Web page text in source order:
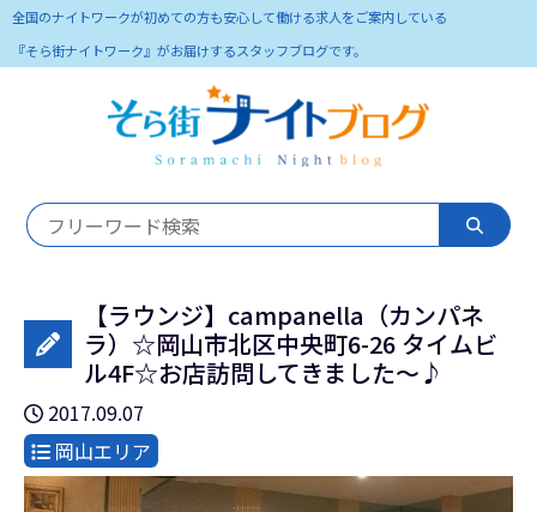
全国のナイトワークが初めての方も安心して働ける求人をご案内している
『そら街ナイトワーク』がお届けするスタッフブログです。
【ラウンジ】campanella（カンパネ
ラ）☆岡山市北区中央町6-26 タイムビ
ル4F☆お店訪問してきました～♪
2017.09.07
岡山エリア